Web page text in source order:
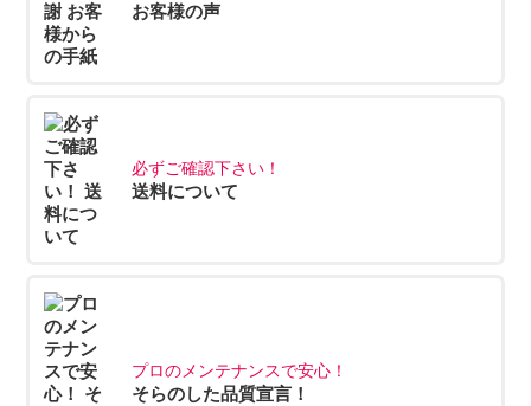
お客様の声
必ずご確認下さい！
送料について
プロのメンテナンスで安心！
そらのした品質宣言！